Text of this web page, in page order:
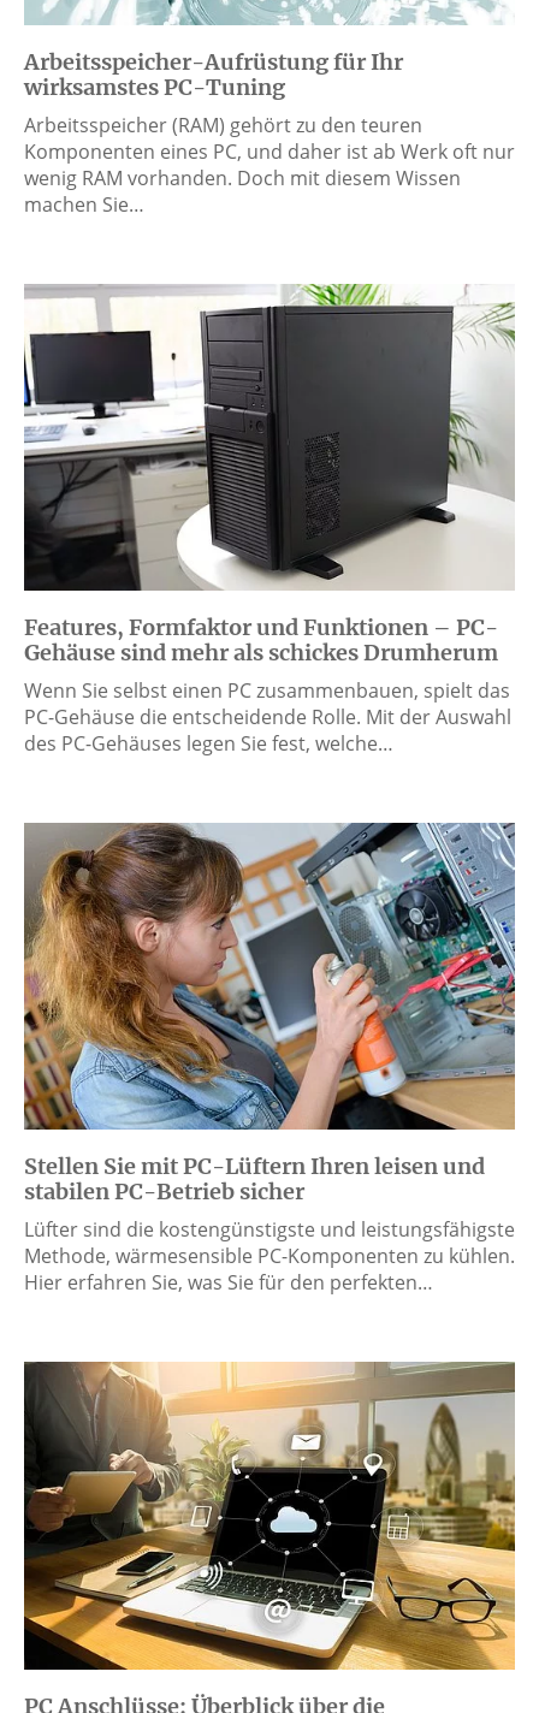
Arbeitsspeicher-Aufrüstung für Ihr
wirksamstes PC-Tuning
Arbeitsspeicher (RAM) gehört zu den teuren
Komponenten eines PC, und daher ist ab Werk oft nur
wenig RAM vorhanden. Doch mit diesem Wissen
machen Sie…
Features, Formfaktor und Funktionen – PC-
Gehäuse sind mehr als schickes Drumherum
Wenn Sie selbst einen PC zusammenbauen, spielt das
PC-Gehäuse die entscheidende Rolle. Mit der Auswahl
des PC-Gehäuses legen Sie fest, welche…
Stellen Sie mit PC-Lüftern Ihren leisen und
stabilen PC-Betrieb sicher
Lüfter sind die kostengünstigste und leistungsfähigste
Methode, wärmesensible PC-Komponenten zu kühlen.
Hier erfahren Sie, was Sie für den perfekten…
PC Anschlüsse: Überblick über die